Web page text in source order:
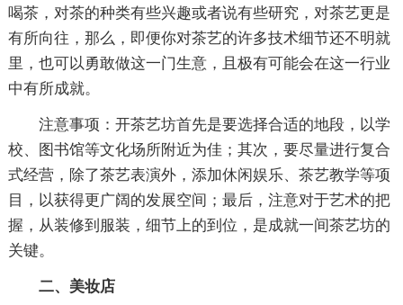
喝茶，对茶的种类有些兴趣或者说有些研究，对茶艺更是
有所向往，那么，即便你对茶艺的许多技术细节还不明就
里，也可以勇敢做这一门生意，且极有可能会在这一行业
中有所成就。
注意事项：开茶艺坊首先是要选择合适的地段，以学
校、图书馆等文化场所附近为佳；其次，要尽量进行复合
式经营，除了茶艺表演外，添加休闲娱乐、茶艺教学等项
目，以获得更广阔的发展空间；最后，注意对于艺术的把
握，从装修到服装，细节上的到位，是成就一间茶艺坊的
关键。
二、美妆店